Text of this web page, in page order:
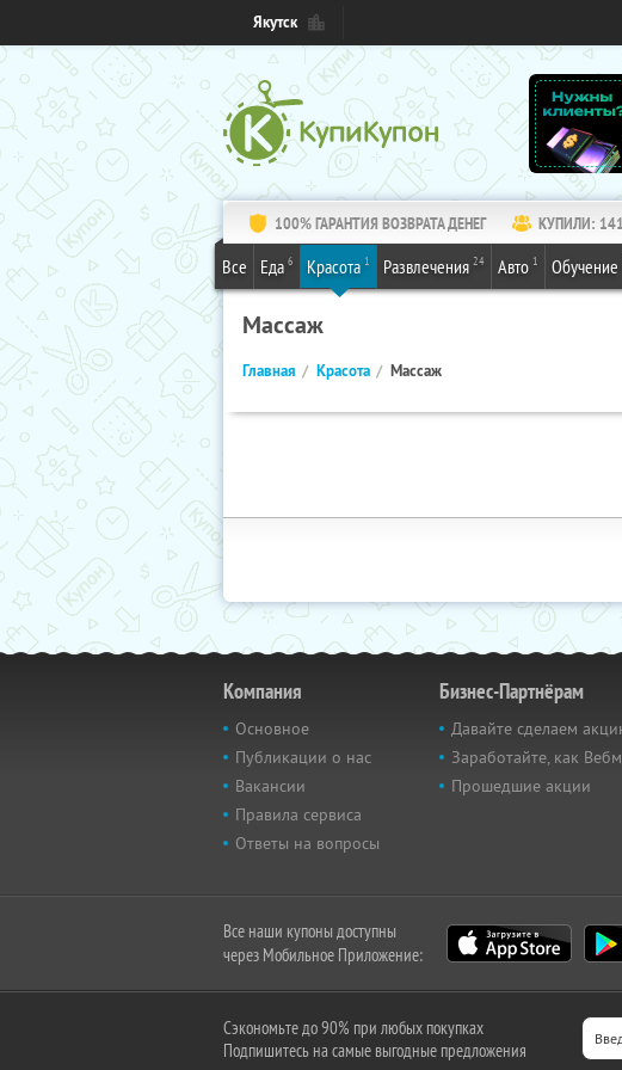
Якутск
100% ГАРАНТИЯ ВОЗВРАТА ДЕНЕГ КУПИЛИ:
Все Еда 6 Красота 1 Развлечения 24 Авто 1 Обучение
Массаж
Главная Красота Массаж
Компания
Основное
Публикации о нас
Вакансии
Правила сервиса
Ответы на вопросы
Бизнес-Партнёрам
Давайте сделаем
Заработайте, как
Прошедшие акции
Все наши купоны доступны
через Мобильное Приложение:
Сэкономьте до 90% при любых покупках
Подпишитесь на самые выгодные предложения